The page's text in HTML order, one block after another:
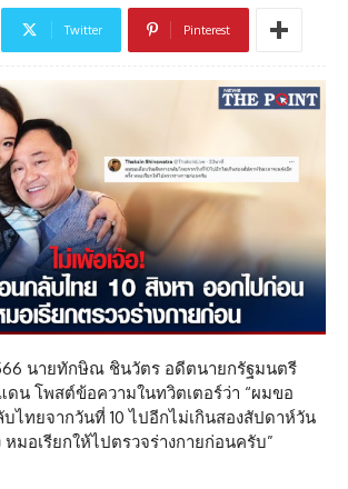
Twitter Pinterest
นายทักษิณ ชินวัตร อดีตนายกรัฐมนตรี
น โพสต์ข้อความในทวิตเตอร์ว่า “ผมขอ
บไทยจากวันที่ 10 ไปอีกไม่เกินสองสัปดาห์วัน
หมอเรียกให้ไปตรวจร่างกายก่อนครับ”